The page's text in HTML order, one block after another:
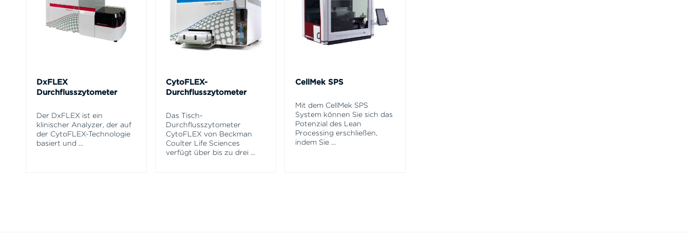
DxFLEX
Durchflusszytometer
Der DxFLEX ist ein
klinischer Analyzer, der auf
der CytoFLEX-Technologie
basiert und ...
CytoFLEX-
Durchflusszytometer
Das Tisch-
Durchflusszytometer
CytoFLEX von Beckman
Coulter Life Sciences
verfügt über bis zu drei ...
CellMek SPS
Mit dem CellMek SPS
System können Sie sich das
Potenzial des Lean
Processing erschließen,
indem Sie ...